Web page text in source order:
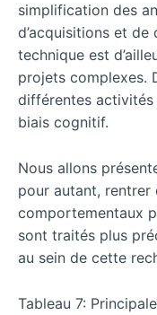
simplification des
d’acquisitions et
technique est
projets complexes.
différentes
biais cognitif.
Nous allons
pour autant, rentrer
comportementaux
sont traités plus
au sein de cette
Tableau 7: